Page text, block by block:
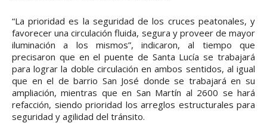
“La prioridad es la seguridad de los cruces peatonales, y
favorecer una circulación fluida, segura y proveer de mayor
iluminación a los mismos”, indicaron, al tiempo que
precisaron que en el puente de Santa Lucía se trabajará
para lograr la doble circulación en ambos sentidos, al igual
que en el de barrio San José donde se trabajará en su
ampliación, mientras que en San Martín al 2600 se hará
refacción, siendo prioridad los arreglos estructurales para
seguridad y agilidad del tránsito.